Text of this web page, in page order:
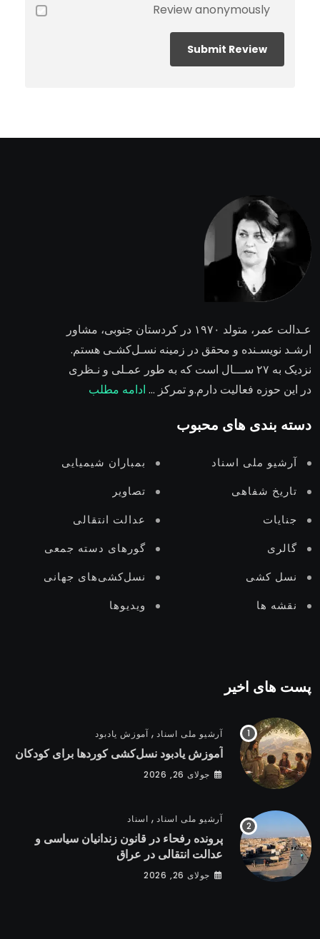
Review anonymously
عـدالت عمر، متولد ۱۹۷۰ در کردستان جنوبی، مشاور
ارشـد نویسـنده و محقق در زمینه نسـل‌کشـی هستم.
نزدیک به ۲٧ ســـال است که به طور عمـلی و نـظری
در این حوزه فعالیت دارم.و تمرکز … ادامه مطلب
دسته بندی های محبوب
آرشیو ملی اسناد بمباران شیمیایی
تاریخ شفاهی تصاویر
جنایات عدالت انتقالى
گالری گورهای دستە جمعی
نسل‌ کشی نسل‌کشی‌های جهانی
نقشه ها ویدیوها
پست های اخیر
آرشیو ملی اسناد , آموزش یادبود
آموزش یادبود نسل‌کشی کوردها برای کودکان
جولای 26, 2026
آرشیو ملی اسناد , اسناد
پرونده رفحاء در قانون زندانیان سیاسی و
عدالت انتقالی در عراق
جولای 26, 2026